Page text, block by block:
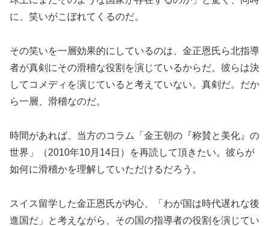
に、笑いがこぼれてくるのだ。
その笑いを一層効果的にしているのは、金正恩氏ら北指導
者が真剣にその滑稽な役割を演じているからだ。彼らは決
してコメディを演じていると考えていない。真剣だ。だか
ら一層、滑稽なのだ。
時間があれば、当方のコラム「 金王朝の『称賛と美化』の
世界」（2010年10月14日）を再読して頂きたい。彼らが
如何に滑稽かを理解していただけるだろう。
スイス留学した金正恩氏が内心、「わが国は時代遅れな後
進国だ」と考えながら、その国の指導者の役割を演じてい